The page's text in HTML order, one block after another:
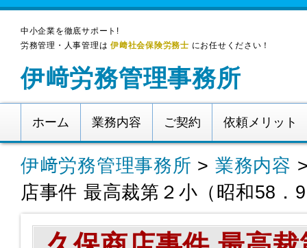
中小企業を徹底サポート!
労務管理・人事管理は伊﨑社会保険労務士 にお任せください！
伊﨑労務管理事務所
ホーム 業務内容 ご契約 依頼メリット
伊﨑労務管理事務所 > 業務内容
店事件 最高裁第２小（昭和58．